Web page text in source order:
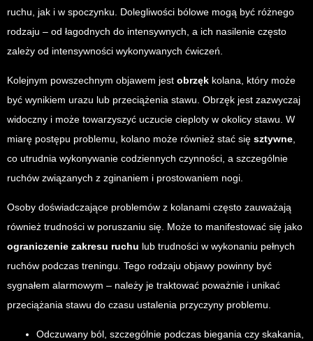
ruchu, jak i w spoczynku. Dolegliwości bólowe mogą być różnego
rodzaju – od łagodnych do intensywnych, a ich nasilenie często
zależy od intensywności wykonywanych ćwiczeń.
Kolejnym powszechnym objawem jest obrzęk kolana, który może
być wynikiem urazu lub przeciążenia stawu. Obrzęk jest zazwyczaj
widoczny i może towarzyszyć uczucie cieploty w okolicy stawu. W
miarę postępu problemu, kolano może również stać się sztywne,
co utrudnia wykonywanie codziennych czynności, a szczególnie
ruchów związanych z zginaniem i prostowaniem nogi.
Osoby doświadczające problemów z kolanami często zauważają
również trudności w poruszaniu się. Może to manifestować się jako
ograniczenie zakresu ruchu lub trudności w wykonaniu pełnych
ruchów podczas treningu. Tego rodzaju objawy powinny być
sygnałem alarmowym – należy je traktować poważnie i unikać
przeciążania stawu do czasu ustalenia przyczyny problemu.
Odczuwany ból, szczególnie podczas biegania czy skakania,